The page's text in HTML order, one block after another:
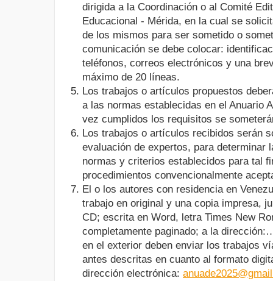
dirigida a la Coordinación o al Comité
Educacional - Mérida, en la cual se
de los mismos para ser sometido o
comunicación se debe colocar:
teléfonos, correos electrónicos y una
máximo de 20 líneas.
Los trabajos o artículos propuestos
a las normas establecidas en el Anuario
vez cumplidos los requisitos se
Los trabajos o artículos recibidos serán
evaluación de expertos, para determinar
normas y criterios establecidos para tal
procedimientos convencionalmente
El o los autores con residencia en
trabajo en original y una copia impresa,
CD; escrita en Word, letra Times New
completamente paginado; a la
en el exterior deben enviar los trabajos
antes descritas en cuanto al formato
dirección electrónica: